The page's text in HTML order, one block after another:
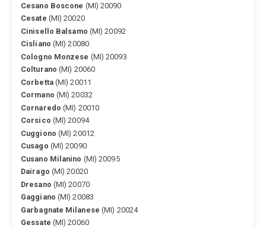
Cesano Boscone (MI) 20090
Cesate (MI) 20020
Cinisello Balsamo (MI) 20092
Cisliano (MI) 20080
Cologno Monzese (MI) 20093
Colturano (MI) 20060
Corbetta(MI) 20011
Cormano (MI) 20032
Cornaredo (MI) 20010
Corsico (MI) 20094
Cuggiono (MI) 20012
Cusago (MI) 20090
Cusano Milanino (MI) 20095
Dairago (MI) 20020
Dresano (MI) 20070
Gaggiano (MI) 20083
Garbagnate Milanese (MI) 20024
Gessate (MI) 20060